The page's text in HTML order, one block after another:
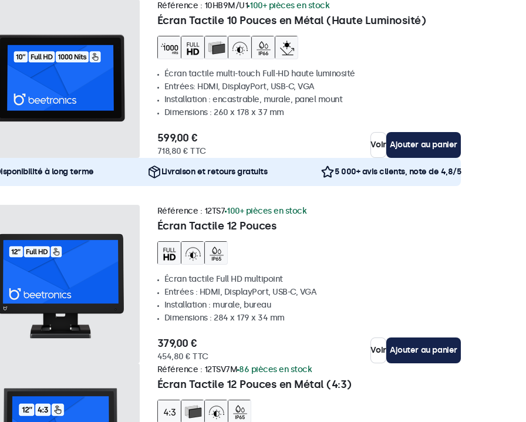
Écran Tactile 10 Pouces en Métal (Haute Luminosité)
Référence : 10HB9M/U1 100+ pièces en stock
Écran tactile multi-touch Full-HD haute luminosité
Entrées: HDMI, DisplayPort, USB-C, VGA
Installation : encastrable, murale, panel mount
Dimensions : 260 x 178 x 37 mm
599,00 €
718,80 € TTC
Voir Ajouter au panier
à long terme Livraison et retours gratuits 5 000+ avis clients, note de 4,8/5
Écran Tactile 12 Pouces
Référence : 12TS7 100+ pièces en stock
Écran tactile Full HD multipoint
Entrées : HDMI, DisplayPort, USB-C, VGA
Installation : murale, bureau
Dimensions : 284 x 179 x 34 mm
379,00 €
454,80 € TTC
Voir Ajouter au panier
Écran Tactile 12 Pouces en Métal (4:3)
Référence : 12TSV7M 86 pièces en stock